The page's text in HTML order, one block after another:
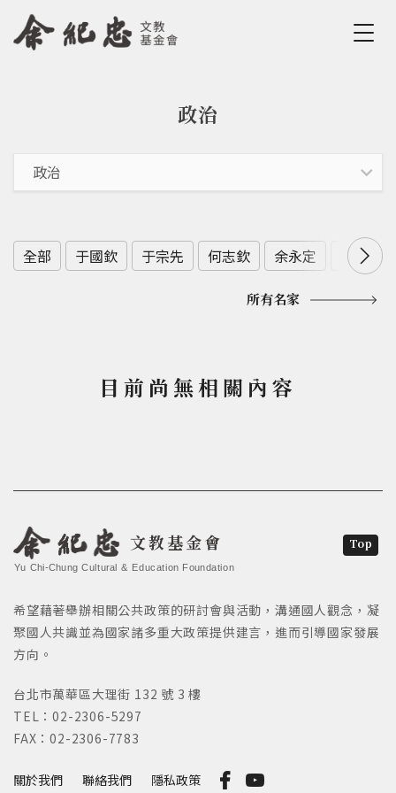
Jump to Navigation
Jump to Main content
政治
全部 于國欽 于宗先 何志欽 余永定 余範英
所有名家
目前尚無相關內容
文教基金會
Yu Chi-Chung Cultural & Education Foundation
關於我們 聯絡我們 隱私政策
希望藉著舉辦相關公共政策的研討會與活動，溝通國人觀念，凝
聚國人共識並為國家諸多重大政策提供建言，進而引導國家發展
方向。
台北市萬華區大理街 132 號 3 樓
TEL：02-2306-5297
FAX：02-2306-7783
Top